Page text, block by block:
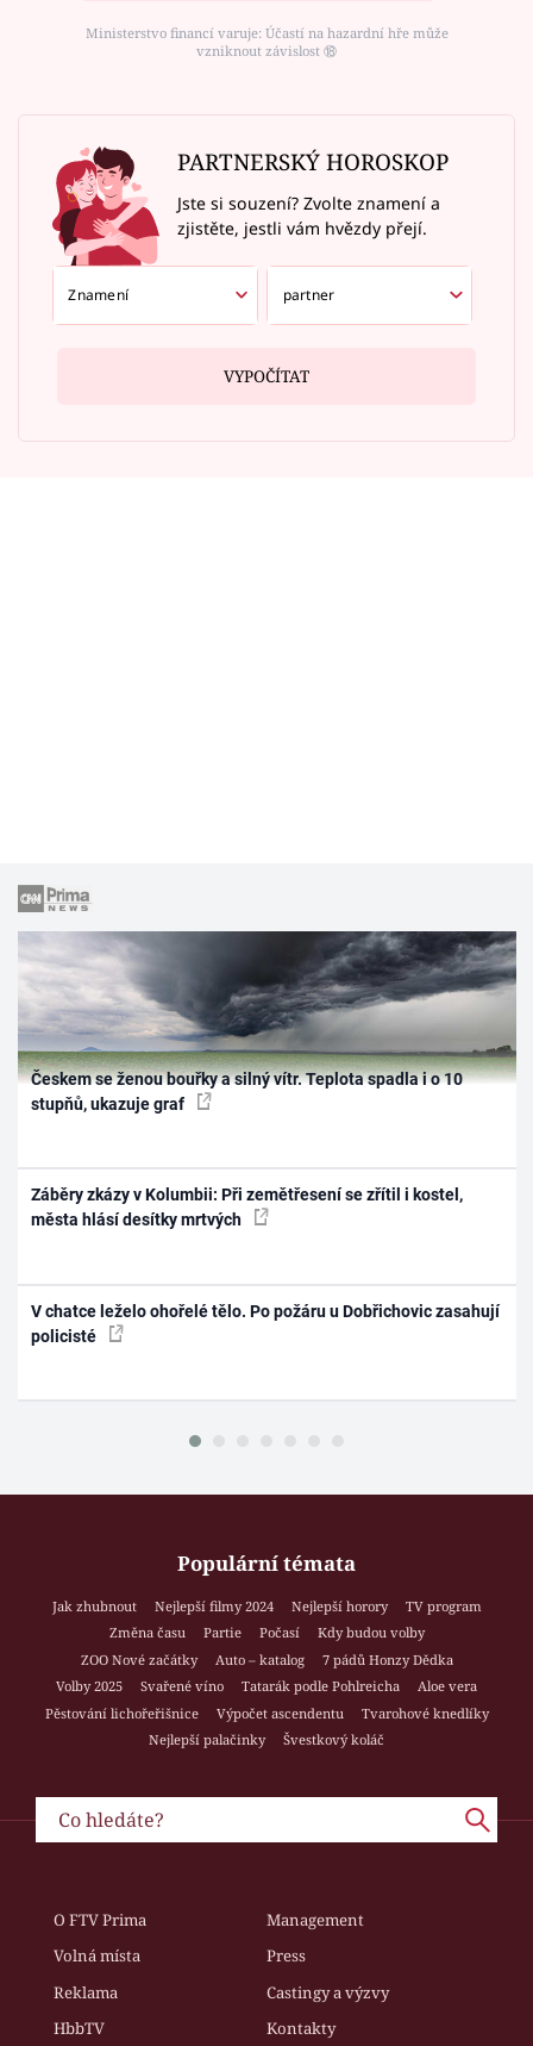
Ministerstvo financí varuje: Účastí na hazardní hře může
vzniknout závislost ⑱
PARTNERSKÝ HOROSKOP
Jste si souzení? Zvolte znamení a
zjistěte, jestli vám hvězdy přejí.
VYPOČÍTAT
Českem se ženou bouřky a silný vítr. Teplota spadla i o 10
stupňů, ukazuje graf
Záběry zkázy v Kolumbii: Při zemětřesení se zřítil i kostel,
města hlásí desítky mrtvých
V chatce leželo ohořelé tělo. Po požáru u Dobřichovic zasahují
policisté
Populární témata
Jak zhubnout Nejlepší filmy 2024 Nejlepší horory
TV program
Změna času
Partie Počasí
Kdy budou volby
ZOO Nové začátky
Auto – katalog
7 pádů Honzy Dědka
Volby 2025
Svařené víno Tatarák podle Pohlreicha
Aloe vera
Pěstování lichořeřišnice
Výpočet ascendentu
Tvarohové knedlíky
Nejlepší palačinky
Švestkový koláč
O FTV Prima
Management
Volná místa
Press
Reklama
Castingy a výzvy
HbbTV
Kontakty